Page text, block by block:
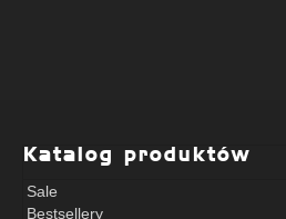
Katalog produktów
Sale
Bestsellery